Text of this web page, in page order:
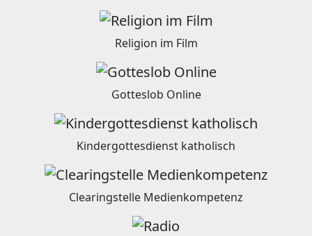
Religion im Film
Gotteslob Online
Kindergottesdienst katholisch
Clearingstelle Medienkompetenz